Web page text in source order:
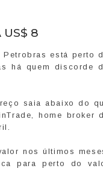
US$ 8
está perto
há quem discorde
saia abaixo do
home broker
nos últimos
para perto do